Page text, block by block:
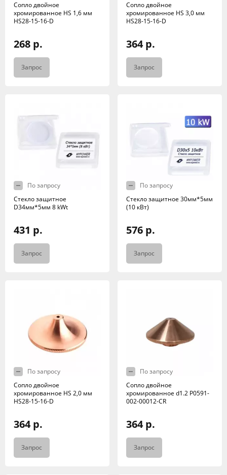
Сопло двойное
хромированное HS 1,6 мм
HS28-15-16-D
268 р.
Запрос
Сопло двойное
хромированное HS 3,0 мм
HS28-15-16-D
364 р.
Запрос
По запросу
Стекло защитное
D34мм*5мм 8 kWt
431 р.
Запрос
По запросу
Стекло защитное 30мм*5мм
(10 кВт)
576 р.
Запрос
По запросу
Сопло двойное
хромированное HS 2,0 мм
HS28-15-16-D
364 р.
Запрос
По запросу
Сопло двойное
хромированное d1.2 P0591-
002-00012-CR
364 р.
Запрос